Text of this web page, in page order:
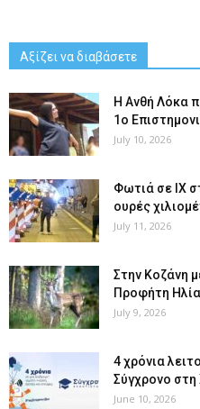
Αξίζει να διαβάσετε
Η Ανθή Λόκα
1ο
July 10, 2026
Φωτιά σε ΙΧ
ουρές
July 11, 2026
Στην Κοζάνη
Προφήτη Ηλία
July 9, 2026
4 χρόνια
Σύγχρονο στη
June 10, 2026